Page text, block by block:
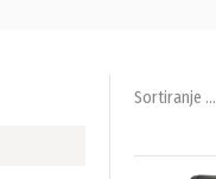
Sortiranje ...